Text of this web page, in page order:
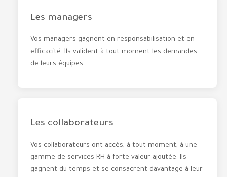
Les managers
Vos managers gagnent en responsabilisation et en
efficacité. Ils valident à tout moment les demandes
de leurs équipes.
Les collaborateurs
Vos collaborateurs ont accès, à tout moment, à une
gamme de services RH à forte valeur ajoutée. Ils
gagnent du temps et se consacrent davantage à leur